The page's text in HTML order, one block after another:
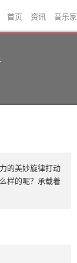
首页 资讯 音乐家
的美妙旋律打动
样的呢？承载着